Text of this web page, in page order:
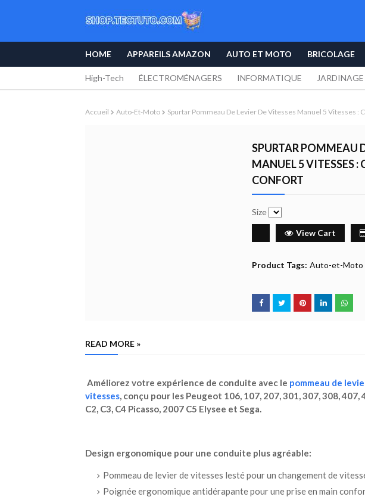
HOME APPAREILS AMAZON AUTO ET MOTO BRICOLAGE
High-Tech ÉLECTROMÉNAGERS INFORMATIQUE JARDINAGE
Accueil Auto-Et-Moto Spurtar Pommeau De Levier De Vitesses Manuel 5 Vitesses :
SPURTAR POMMEAU
MANUEL 5 VITESSES :
CONFORT
Size
View Cart
Product Tags: Auto-et-Moto
READ MORE »
Améliorez votre expérience de conduite avec le pommeau de
vitesses, conçu pour les Peugeot 106, 107, 207, 301, 307, 308,
C2, C3, C4 Picasso, 2007 C5 Elysee et Sega.
Design ergonomique pour une conduite plus agréable:
Pommeau de levier de vitesses lesté pour un changement de
Poignée ergonomique antidérapante pour une prise en main